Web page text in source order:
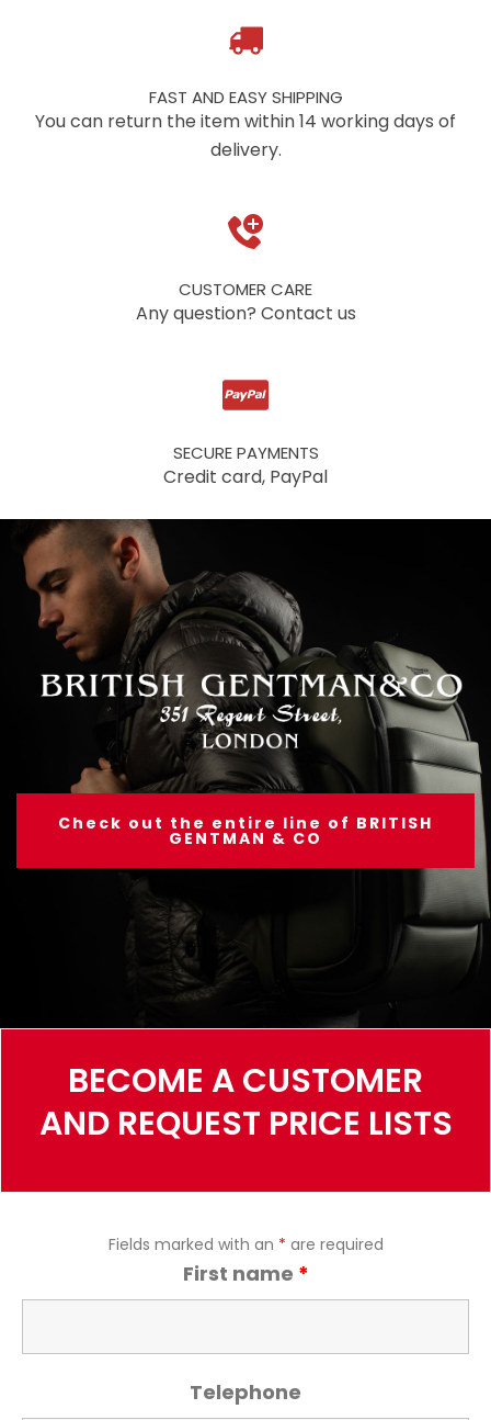
FAST AND EASY SHIPPING
You can return the item within 14 working days of
delivery.
CUSTOMER CARE
Any question? Contact us
SECURE PAYMENTS
Credit card, PayPal
Check out the entire line of BRITISH
GENTMAN & CO
BECOME A CUSTOMER
AND REQUEST PRICE LISTS
Fields marked with an * are required
First name *
Telephone